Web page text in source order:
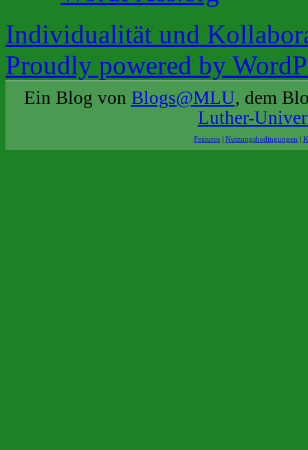
Individualität und
Proudly powered by
Ein Blog von Blogs@MLU, dem
Luther-
Features | Nutzungsbedingungen |